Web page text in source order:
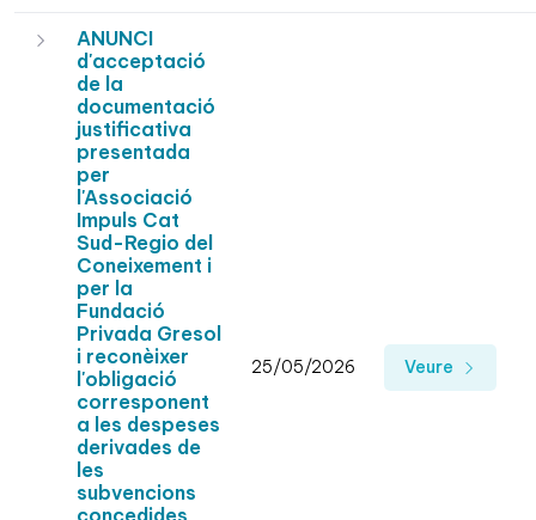
ANUNCI
d'acceptació
de la
documentació
justificativa
presentada
per
l'Associació
Impuls Cat
Sud-Regio del
Coneixement i
per la
Fundació
Privada Gresol
i reconèixer
l'obligació
corresponent
a les despeses
derivades de
les
subvencions
25/05/2026 Veure